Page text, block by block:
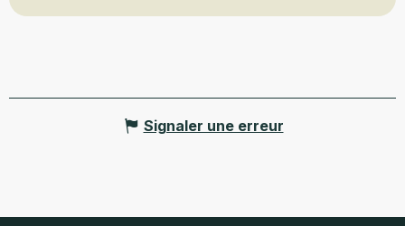
Signaler une erreur